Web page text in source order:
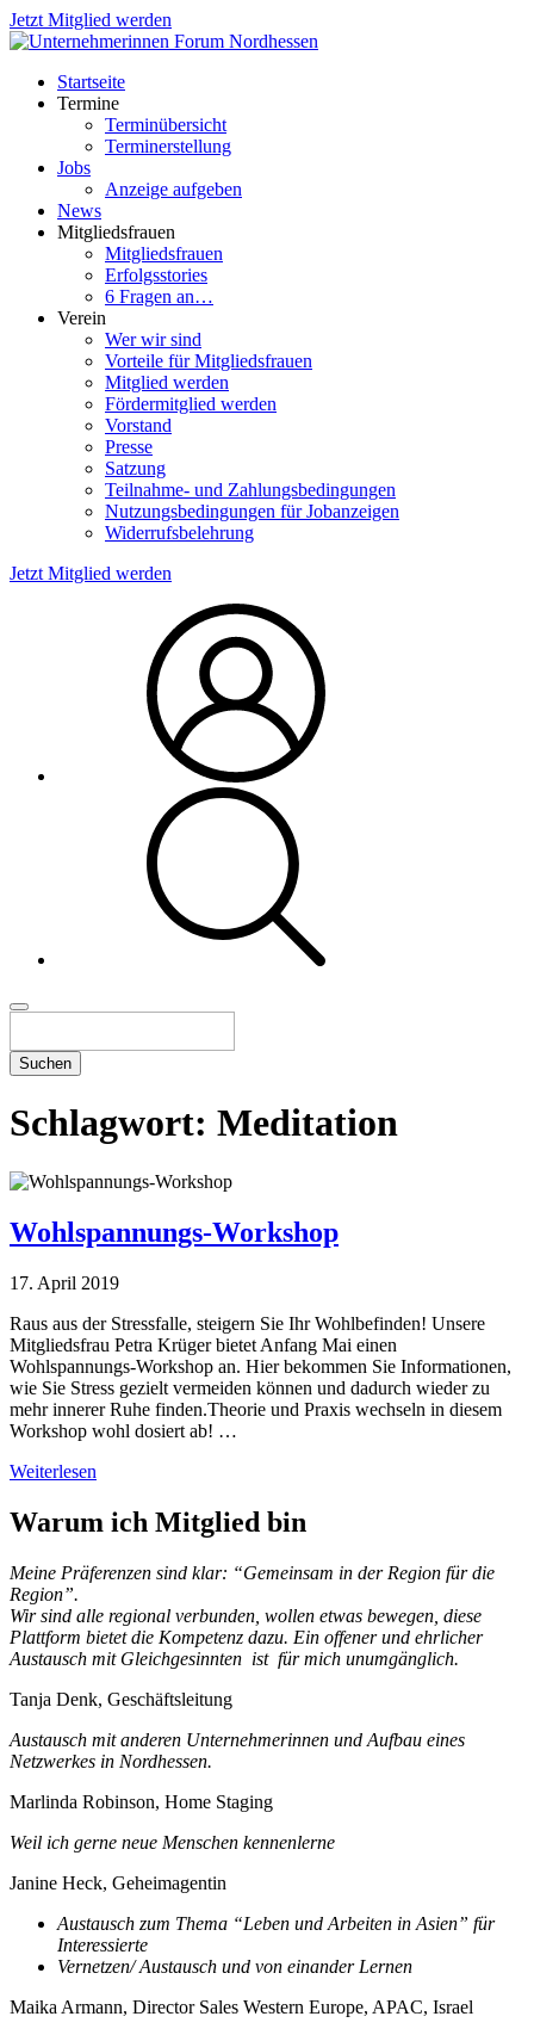
Jetzt Mitglied werden
Startseite
Termine
Terminübersicht
Terminerstellung
Jobs
Anzeige aufgeben
News
Mitgliedsfrauen
Mitgliedsfrauen
Erfolgsstories
6 Fragen an…
Verein
Wer wir sind
Vorteile für Mitgliedsfrauen
Mitglied werden
Fördermitglied werden
Vorstand
Presse
Satzung
Teilnahme- und Zahlungsbedingungen
Nutzungsbedingungen für Jobanzeigen
Widerrufsbelehrung
Jetzt Mitglied werden
Suchen
Schlagwort: Meditation
Wohlspannungs-Workshop
17. April 2019
Raus aus der Stressfalle, steigern Sie Ihr Wohlbefinden! Unsere
Mitgliedsfrau Petra Krüger bietet Anfang Mai einen
Wohlspannungs-Workshop an. Hier bekommen Sie Informationen,
wie Sie Stress gezielt vermeiden können und dadurch wieder zu
mehr innerer Ruhe finden.Theorie und Praxis wechseln in diesem
Workshop wohl dosiert ab! …
Weiterlesen
Warum ich Mitglied bin
Meine Präferenzen sind klar: “Gemeinsam in der Region für die
Region”.
Wir sind alle regional verbunden, wollen etwas bewegen, diese
Plattform bietet die Kompetenz dazu. Ein offener und ehrlicher
Austausch mit Gleichgesinnten ist für mich unumgänglich.
Tanja Denk, Geschäftsleitung
Austausch mit anderen Unternehmerinnen und Aufbau eines
Netzwerkes in Nordhessen.
Marlinda Robinson, Home Staging
Weil ich gerne neue Menschen kennenlerne
Janine Heck, Geheimagentin
Austausch zum Thema “Leben und Arbeiten in Asien” für
Interessierte
Vernetzen/ Austausch und von einander Lernen
Maika Armann, Director Sales Western Europe, APAC, Israel